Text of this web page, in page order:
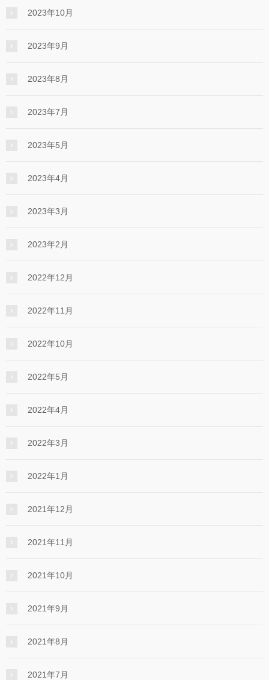
2023年10月
2023年9月
2023年8月
2023年7月
2023年5月
2023年4月
2023年3月
2023年2月
2022年12月
2022年11月
2022年10月
2022年5月
2022年4月
2022年3月
2022年1月
2021年12月
2021年11月
2021年10月
2021年9月
2021年8月
2021年7月